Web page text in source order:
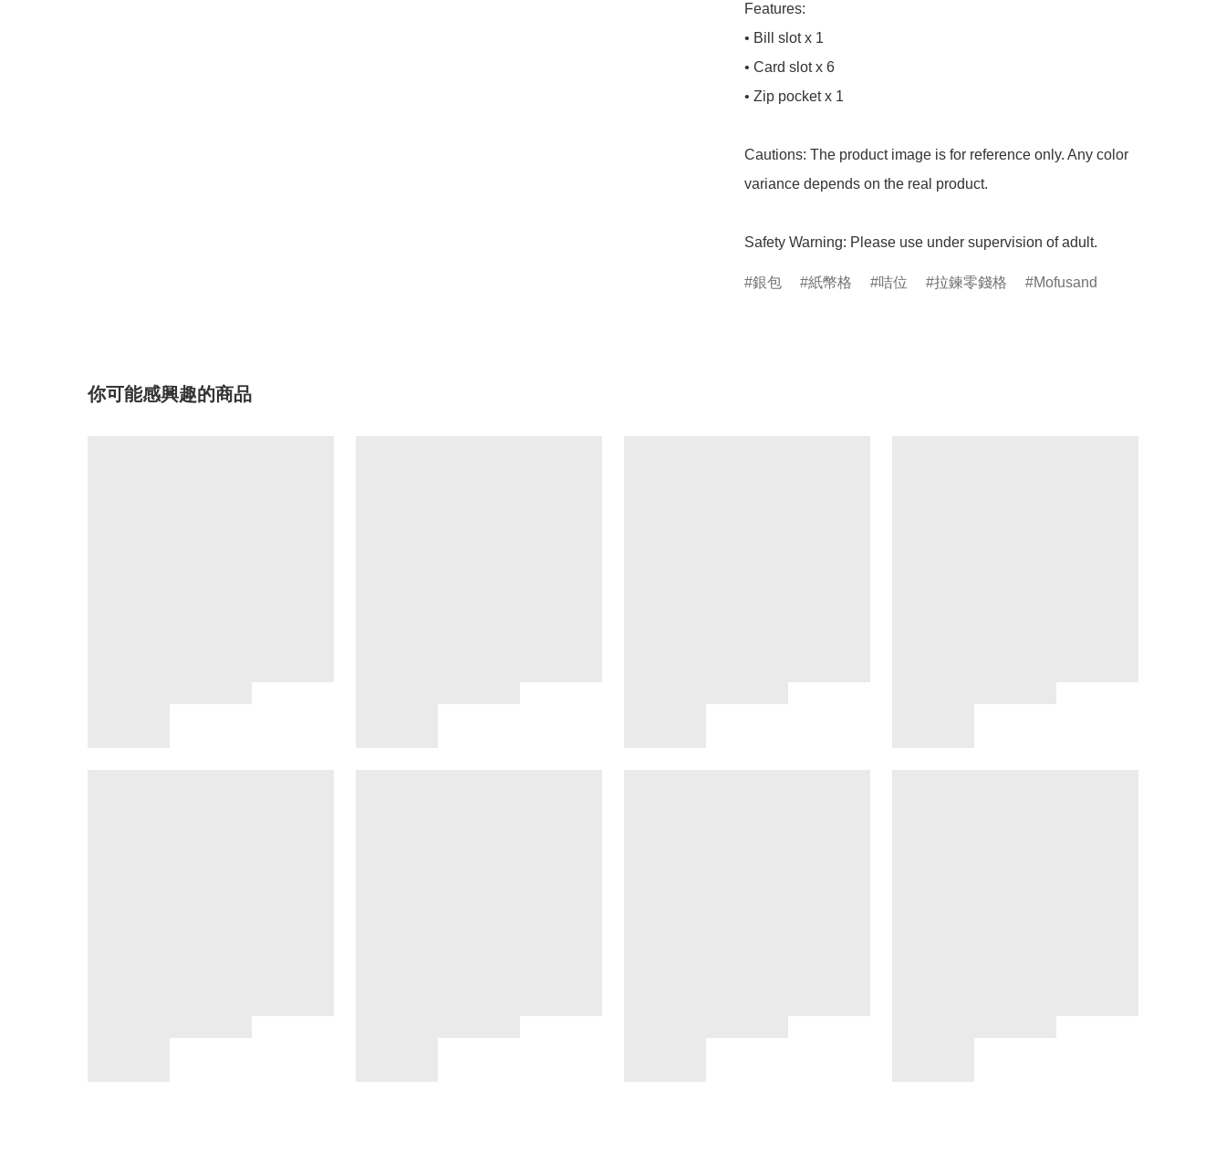
Features:
• Bill slot x 1
• Card slot x 6
• Zip pocket x 1
Cautions: The product image is for reference only. Any color
variance depends on the real product.
Safety Warning: Please use under supervision of adult.
銀包 紙幣格 咭位 拉鍊零錢格 Mofusand
你可能感興趣的商品